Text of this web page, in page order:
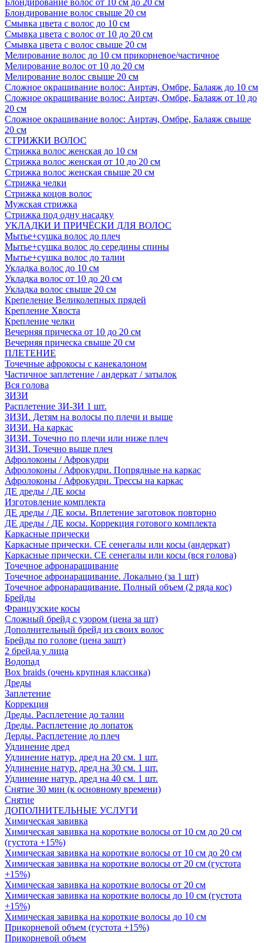
Блондирование волос от 10 см до 20 см
Блондирование волос свыше 20 см
Смывка цвета с волос до 10 см
Смывка цвета с волос от 10 до 20 см
Смывка цвета с волос свыше 20 см
Мелирование волос до 10 см прикорневое/частичное
Мелирование волос от 10 до 20 см
Мелирование волос свыше 20 см
Сложное окрашивание волос: Аиртач, Омбре, Балаяж до 10 см
Сложное окрашивание волос: Аиртач, Омбре, Балаяж от 10 до
20 см
Сложное окрашивание волос: Аиртач, Омбре, Балаяж свыше
20 см
СТРИЖКИ ВОЛОС
Стрижка волос женская до 10 см
Стрижка волос женская от 10 до 20 см
Стрижка волос женская свыше 20 см
Стрижка челки
Стрижка коцов волос
Мужская стрижка
Стрижка под одну насадку
УКЛАДКИ И ПРИЧЁСКИ ДЛЯ ВОЛОС
Мытье+сушка волос до плеч
Мытье+сушка волос до середины спины
Мытье+сушка волос до талии
Укладка волос до 10 см
Укладка волос от 10 до 20 см
Укладка волос свыше 20 см
Крепеление Великолепных прядей
Крепление Хвоста
Крепление челки
Вечерняя прическа от 10 до 20 см
Вечерняя прическа свыше 20 см
ПЛЕТЕНИЕ
Точечные афрокосы с канекалоном
Частичное заплетение / андеркат / затылок
Вся голова
ЗИЗИ
Расплетение ЗИ-ЗИ 1 шт.
ЗИЗИ. Детям на волосы по плечи и выше
ЗИЗИ. На каркас
ЗИЗИ. Точечно по плечи или ниже плеч
ЗИЗИ. Точечно выше плеч
Афролоконы / Афрокудри
Афролоконы / Афрокудри. Попрядные на каркас
Афролоконы / Афрокудри. Трессы на каркас
ДЕ дреды / ДЕ косы
Изготовление комплекта
ДЕ дреды / ДЕ косы. Вплетение заготовок повторно
ДЕ дреды / ДЕ косы. Коррекция готового комплекта
Каркасные прически
Каркасные прически. СЕ сенегалы или косы (андеркат)
Каркасные прически. СЕ сенегалы или косы (вся голова)
Точечное афронаращивание
Точечное афронаращивание. Локально (за 1 шт)
Точечное афронаращивание. Полный объем (2 ряда кос)
Брейды
Французские косы
Сложный брейд с узором (цена за шт)
Дополнительный брейд из своих волос
Брейды по голове (цена зашт)
2 брейда у лица
Водопад
Box braids (очень крупная классика)
Дреды
Заплетение
Коррекция
Дреды. Расплетение до талии
Дреды. Расплетение до лопаток
Дерды. Расплетение до плеч
Удлинение дред
Удлинение натур. дред на 20 см. 1 шт.
Удлинение натур. дред на 30 см. 1 шт.
Удлинение натур. дред на 40 см. 1 шт.
Снятие 30 мин (к основному времени)
Снятие
ДОПОЛНИТЕЛЬНЫЕ УСЛУГИ
Химическая завивка
Химическая завивка на короткие волосы от 10 см до 20 см
(густота +15%)
Химическая завивка на короткие волосы от 10 см до 20 см
Химическая завивка на короткие волосы от 20 см (густота
+15%)
Химическая завивка на короткие волосы от 20 см
Химическая завивка на короткие волосы до 10 см (густота
+15%)
Химическая завивка на короткие волосы до 10 см
Прикорневой объем (густота +15%)
Прикорневой объем